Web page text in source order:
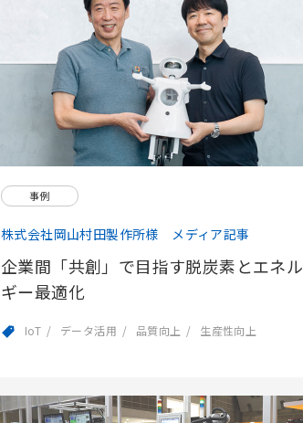
事例
株式会社岡山村田製作所様 メディア記事
企業間「共創」で目指す脱炭素とエネル
ギー最適化
IoT データ活用 品質向上 生産性向上